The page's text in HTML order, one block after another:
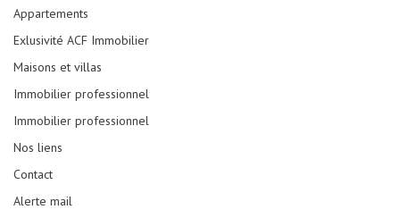
Appartements
Exlusivité ACF Immobilier
Maisons et villas
Immobilier professionnel
Immobilier professionnel
Nos liens
Contact
Alerte mail